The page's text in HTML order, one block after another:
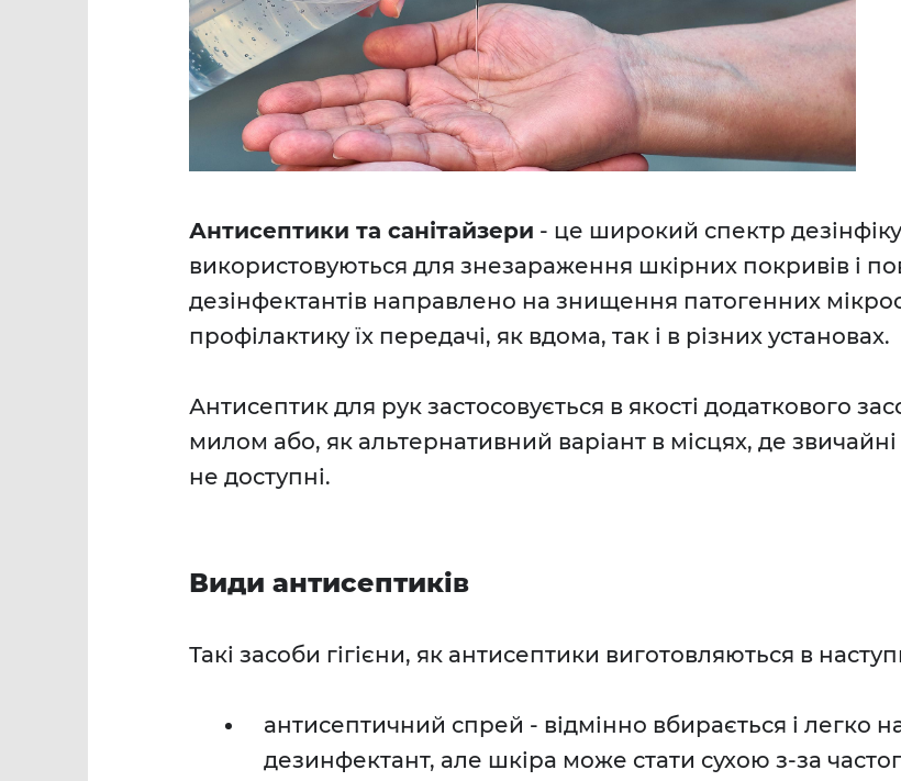
Антисептики та санітайзери - це широкий спектр
використовуються для знезараження шкірних покривів і
дезінфектантів направлено на знищення патогенних
профілактику їх передачі, як вдома, так і в різних установах.
Антисептик для рук застосовується в якості додаткового
милом або, як альтернативний варіант в місцях, де звичайні
не доступні.
Види антисептиків
Такі засоби гігієни, як антисептики виготовляються в
антисептичний спрей - відмінно вбирається і легко
дезинфектант, але шкіра може стати сухою з-за